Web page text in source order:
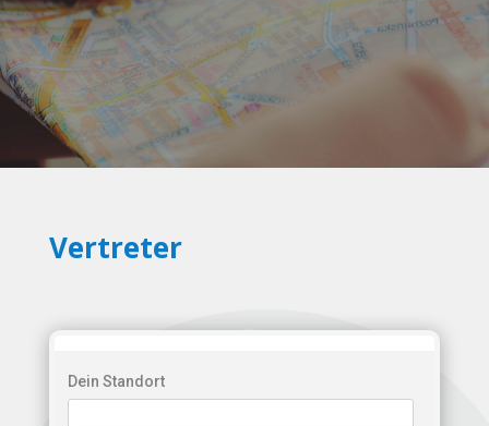
Vertreter
Dein Standort